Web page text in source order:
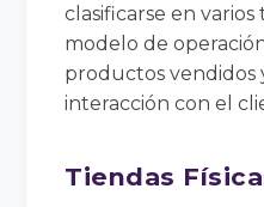
clasificarse en varios
modelo de
productos vendidos
interacción con el
Tiendas